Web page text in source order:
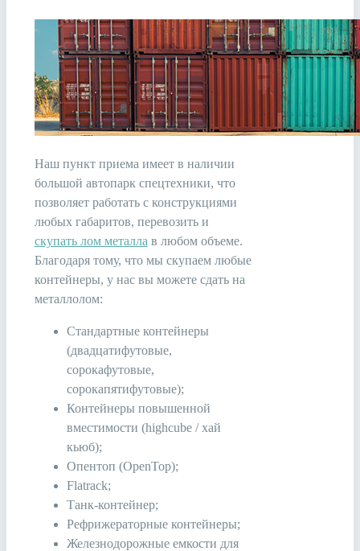
Наш пункт приема имеет в наличии
большой автопарк спецтехники, что
позволяет работать с конструкциями
любых габаритов, перевозить и
скупать лом металла в любом объеме.
Благодаря тому, что мы скупаем любые
контейнеры, у нас вы можете сдать на
металлолом:
Стандартные контейнеры
(двадцатифутовые,
сорокафутовые,
сорокапятифутовые);
Контейнеры повышенной
вместимости (highcube / хай
кьюб);
Опентоп (OpenTop);
Flatrack;
Танк-контейнер;
Рефрижераторные контейнеры;
Железнодорожные емкости для